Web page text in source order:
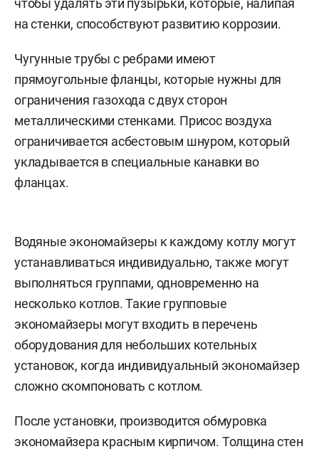
чтобы удалять эти пузырьки, которые, налипая
на стенки, способствуют развитию коррозии.
Чугунные трубы с ребрами имеют
прямоугольные фланцы, которые нужны для
ограничения газохода с двух сторон
металлическими стенками. Присос воздуха
ограничивается асбестовым шнуром, который
укладывается в специальные канавки во
фланцах.
Водяные экономайзеры к каждому котлу могут
устанавливаться индивидуально, также могут
выполняться группами, одновременно на
несколько котлов. Такие групповые
экономайзеры могут входить в перечень
оборудования для небольших котельных
установок, когда индивидуальный экономайзер
сложно скомпоновать с котлом.
После установки, производится обмуровка
экономайзера красным кирпичом. Толщина стен